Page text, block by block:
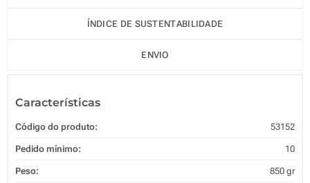
ÍNDICE DE SUSTENTABILIDADE
ENVIO
Características
Código do produto: 53152
Pedido mínimo: 10
Peso: 850 gr